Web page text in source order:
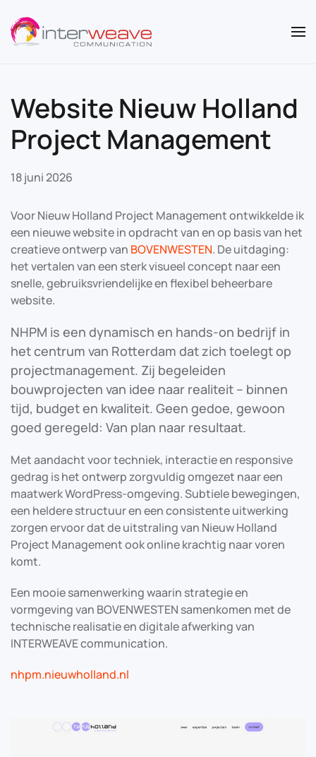
Overslaan en naar de inhoud gaan
Website Nieuw Holland
Project Management
18 juni 2026
Voor Nieuw Holland Project Management ontwikkelde ik
een nieuwe website in opdracht van en op basis van het
creatieve ontwerp van BOVENWESTEN. De uitdaging:
het vertalen van een sterk visueel concept naar een
snelle, gebruiksvriendelijke en flexibel beheerbare
website.
NHPM is een dynamisch en hands-on bedrijf in
het centrum van Rotterdam dat zich toelegt op
projectmanagement. Zij begeleiden
bouwprojecten van idee naar realiteit – binnen
tijd, budget en kwaliteit. Geen gedoe, gewoon
goed geregeld: Van plan naar resultaat.
Met aandacht voor techniek, interactie en responsive
gedrag is het ontwerp zorgvuldig omgezet naar een
maatwerk WordPress-omgeving. Subtiele bewegingen,
een heldere structuur en een consistente uitwerking
zorgen ervoor dat de uitstraling van Nieuw Holland
Project Management ook online krachtig naar voren
komt.
Een mooie samenwerking waarin strategie en
vormgeving van BOVENWESTEN samenkomen met de
technische realisatie en digitale afwerking van
INTERWEAVE communication.
nhpm.nieuwholland.nl